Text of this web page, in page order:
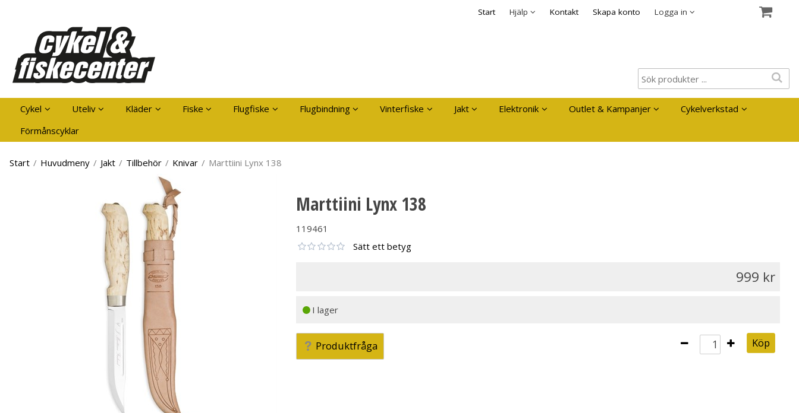
Start Hjälp
Säkerhet & Cookies Kontakt Skapa konto Logga in
Kom ihåg mig
Cykel Uteliv Kläder Fiske Flugfiske Flugbindning Vinterfiske Jakt Elektronik Outlet & Kampanjer
Cykelverkstad
Förmånscyklar
Start / Huvudmeny / Jakt / Tillbehör / Knivar / Marttiini Lynx 138
Marttiini Lynx 138
119461
Sätt ett betyg
999
I lager
Produktfråga Köp